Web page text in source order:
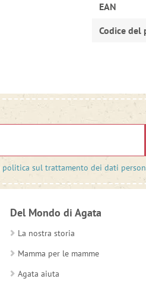
EAN
Codice
politica sul trattamento dei dati
Del Mondo di Agata
La nostra storia
Mamma per le mamme
Agata aiuta